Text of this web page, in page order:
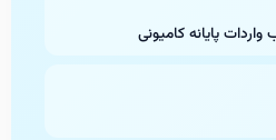
پایانه کامیونی